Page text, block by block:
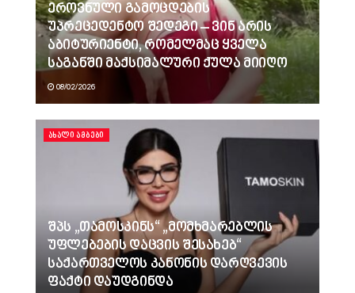
ეროვნული გამოცდების
უპრეცედენტო შედეგი – ვინ არის
აბიტურიენტი, რომელმაც ყველა
საგანში მაქსიმალური ქულა მიიღო
08/02/2026
ᲐᲮᲐᲚᲘ ᲐᲛᲑᲔᲑᲘ
შპს „თამოსკინს“ „მომხმარებლის
უფლებების დაცვის შესახებ“
საქართველოს კანონის დარღვევის
ფაქტი დაუდგინდა